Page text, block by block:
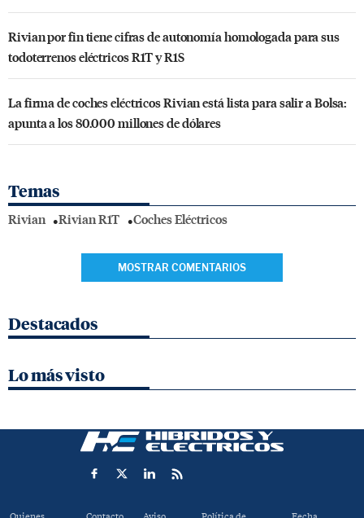
Rivian por fin tiene cifras de autonomía homologada para sus
todoterrenos eléctricos R1T y R1S
La firma de coches eléctricos Rivian está lista para salir a Bolsa:
apunta a los 80.000 millones de dólares
Temas
Rivian Rivian R1T Coches Eléctricos
MOSTRAR COMENTARIOS
Destacados
Lo más visto